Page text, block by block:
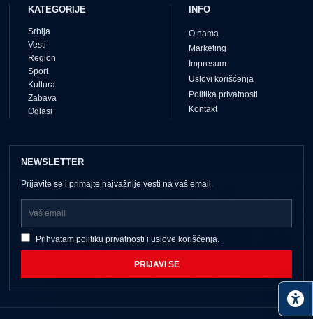
KATEGORIJE
Srbija
Vesti
Region
Sport
Kultura
Zabava
Oglasi
INFO
O nama
Marketing
Impresum
Uslovi korišćenja
Politika privatnosti
Kontakt
NEWSLETTER
Prijavite se i primajte najvažnije vesti na vaš email.
Prihvatam politiku privatnosti i uslove korišćenja.
PRIJAVI SE